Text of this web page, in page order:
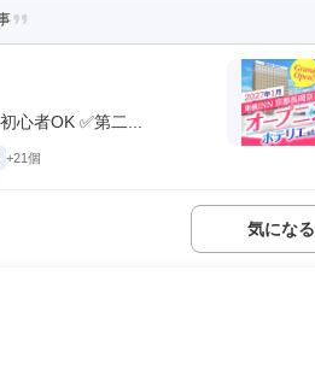
心者OK ✅第二...
+21個
気になる